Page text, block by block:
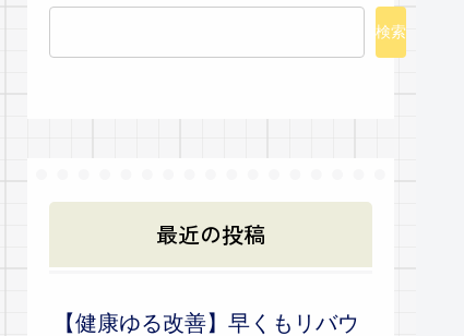
検索
最近の投稿
【健康ゆる改善】早くもリバウ